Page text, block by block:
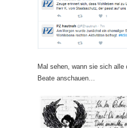
Mal sehen, wann sie sich alle
Beate anschauen…